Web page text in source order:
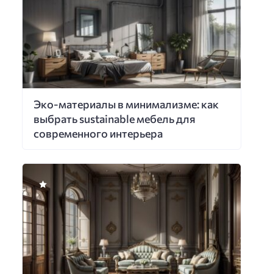
Эко-материалы в минимализме: как
выбрать sustainable мебель для
современного интерьера